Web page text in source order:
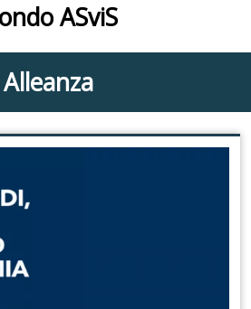
ASviS
Alleanza